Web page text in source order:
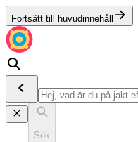
Fortsätt till huvudinnehåll
Sök